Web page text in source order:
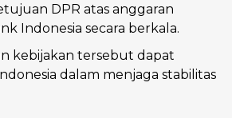
DPR atas anggaran
Indonesia secara berkala.
kebijakan tersebut dapat
dalam menjaga stabilitas